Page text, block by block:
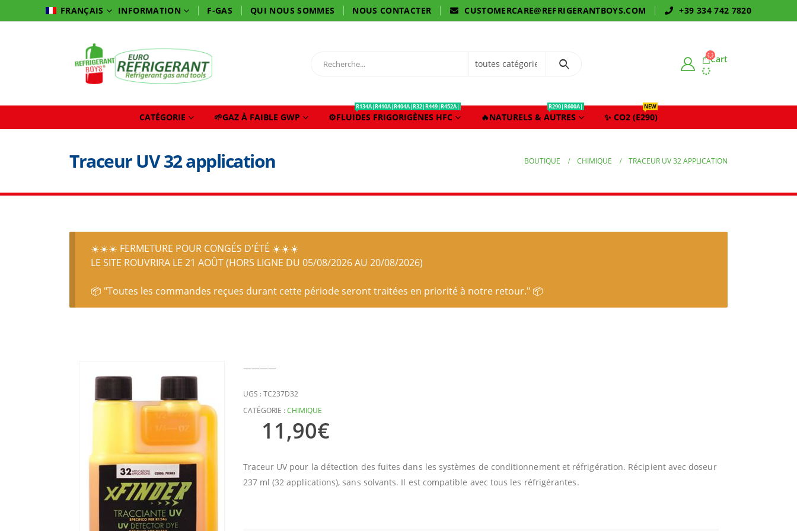
FRANÇAIS INFORMATION F-GAS QUI NOUS SOMMES NOUS CONTACTER CUSTOMERCARE@REFRIGERANTBOYS.COM +39 334 742 7820
Cart
CATÉGORIE 🌱GAZ À FAIBLE GWP ⚙️FLUIDES FRIGORIGÈNES HFC
R134A|R410A|R404A|R32|R449|R452A|
🔥NATURELS & AUTRES
R290|R600A|
✨ CO2 (E290)
NEW
Traceur UV 32 application BOUTIQUE CHIMIQUE TRACEUR UV 32 APPLICATION
☀️☀️☀️ FERMETURE POUR CONGÉS D'ÉTÉ ☀️☀️☀️
LE SITE ROUVRIRA LE 21 AOÛT (HORS LIGNE DU 05/08/2026 AU 20/08/2026)
📦 "Toutes les commandes reçues durant cette période seront traitées en priorité à notre retour." 📦
————
UGS :TC237D32
CATÉGORIE :CHIMIQUE
11,90€
Traceur UV pour la détection des fuites dans les systèmes de conditionnement et réfrigération. Récipient avec doseur
237 ml (32 applications), sans solvants. Il est compatible avec tous les réfrigérantes.